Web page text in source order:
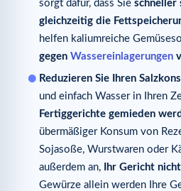
sorgt dafür, dass Sie schneller
gleichzeitig die
helfen kaliumreiche
gegen Wassereinlagerungen
Reduzieren Sie Ihren
und einfach Wasser in Ihren
Fertiggerichte gemieden
übermäßiger Konsum von
Sojasoße, Wurstwaren oder
außerdem an,
Ihr Gericht
Gewürze allein werden Ihre